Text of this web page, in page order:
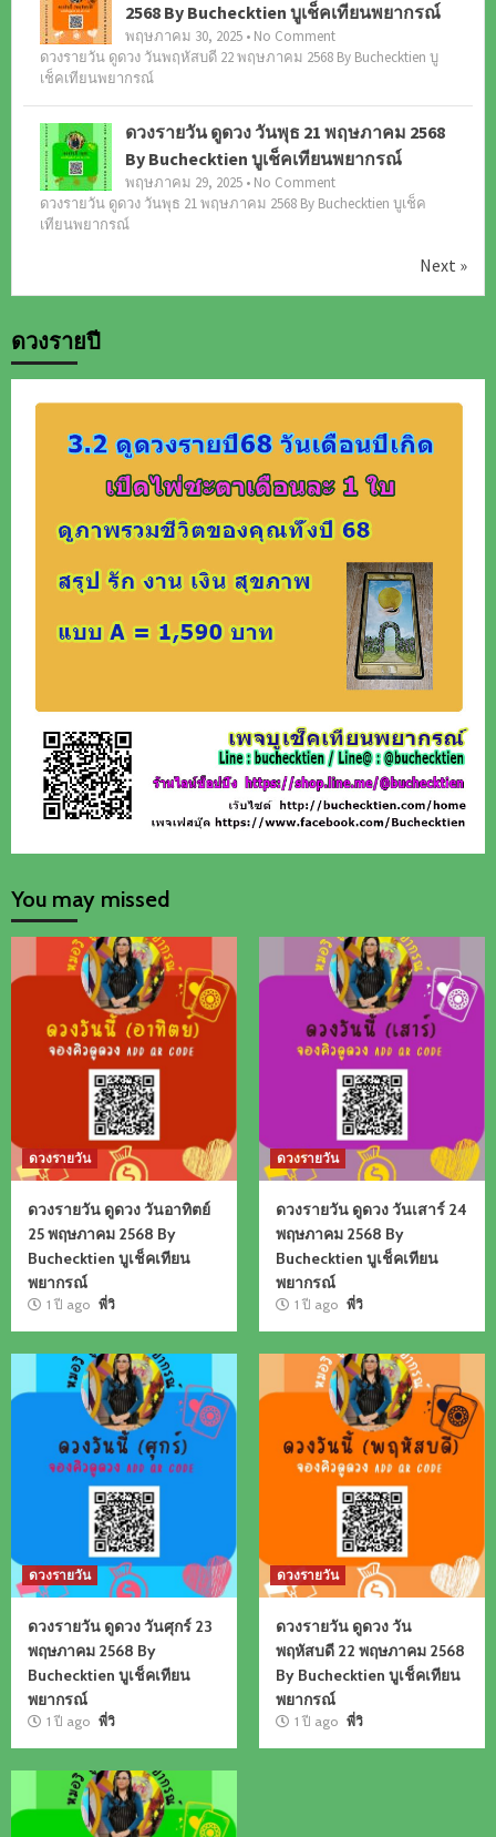
2568 By Buchecktien บูเช็คเทียนพยากรณ์
พฤษภาคม 30, 2025 • No Comment
ดวงรายวัน ดูดวง วันพฤหัสบดี 22 พฤษภาคม 2568 By Buchecktien บู
เช็คเทียนพยากรณ์
ดวงรายวัน ดูดวง วันพุธ 21 พฤษภาคม 2568
By Buchecktien บูเช็คเทียนพยากรณ์
พฤษภาคม 29, 2025 • No Comment
ดวงรายวัน ดูดวง วันพุธ 21 พฤษภาคม 2568 By Buchecktien บูเช็ค
เทียนพยากรณ์
Next »
ดวงรายปี
You may missed
ดวงรายวัน
ดวงรายวัน ดูดวง วันอาทิตย์
25 พฤษภาคม 2568 By
Buchecktien บูเช็คเทียน
พยากรณ์
1 ปี ago พี่วิ
ดวงรายวัน
ดวงรายวัน ดูดวง วันเสาร์ 24
พฤษภาคม 2568 By
Buchecktien บูเช็คเทียน
พยากรณ์
1 ปี ago พี่วิ
ดวงรายวัน
ดวงรายวัน ดูดวง วันศุกร์ 23
พฤษภาคม 2568 By
Buchecktien บูเช็คเทียน
พยากรณ์
1 ปี ago พี่วิ
ดวงรายวัน
ดวงรายวัน ดูดวง วัน
พฤหัสบดี 22 พฤษภาคม 2568
By Buchecktien บูเช็คเทียน
พยากรณ์
1 ปี ago พี่วิ